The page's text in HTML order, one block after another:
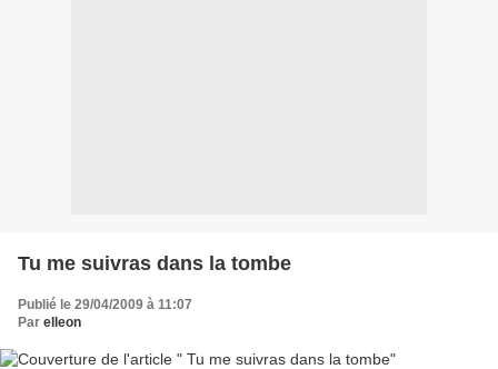
Tu me suivras dans la tombe
Publié le 29/04/2009 à 11:07
Par elleon